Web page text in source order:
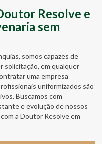
Resolve e
sem
somos capazes de
solicitação, em qualquer
uma empresa
uniformizados são
Buscamos com
e evolução de nossos
a Doutor Resolve em